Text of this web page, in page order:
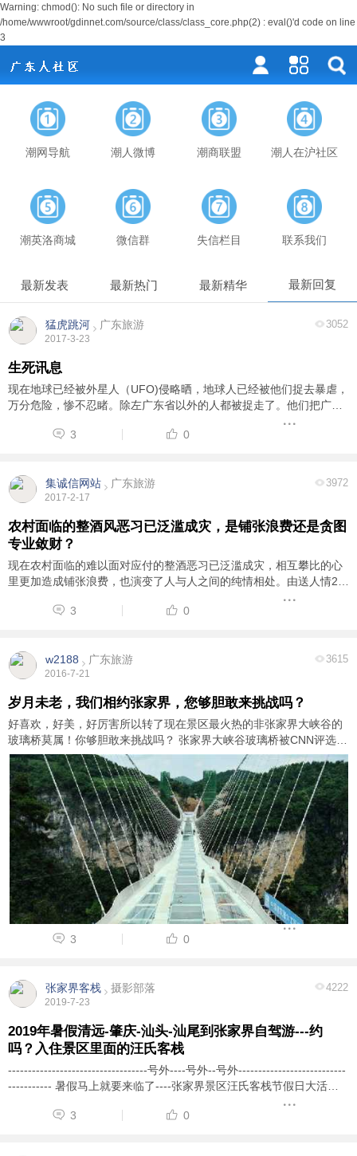
Warning: chmod(): No such file or directory in
/home/wwwroot/gdinnet.com/source/class/class_core.php(2) : eval()'d code on line
3
搜索
版块
用户
潮网导航 潮人微博 潮商联盟 潮人在沪社区
潮英洛商城 微信群 失信栏目 联系我们
最新发表 最新热门 最新精华 最新回复
猛虎跳河 广东旅游
2017-3-23
3052
生死讯息
现在地球已经被外星人（UFO)侵略晒，地球人已经被他们捉去暴虐，
万分危险，惨不忍睹。除左广东省以外的人都被捉走了。他们把广东
省以外的人都换成了假人（造假人），当然他们也有造出不少假人进
来广东省，只要留意清楚就好容易认出来 ...
3 0
集诚信网站 广东旅游
2017-2-17
3972
农村面临的整酒风恶习已泛滥成灾，是铺张浪费还是贪图
专业敛财？
现在农村面临的难以面对应付的整酒恶习已泛滥成灾，相互攀比的心
里更加造成铺张浪费，也演变了人与人之间的纯情相处。由送人情2元
升值到最少200元起码，送二万元不限的变质恶习，本身的礼尚往来
3 0
w2188 广东旅游
2016-7-21
3615
岁月未老，我们相约张家界，您够胆敢来挑战吗？
好喜欢，好美，好厉害所以转了现在景区最火热的非张家界大峡谷的
玻璃桥莫属！你够胆敢来挑战吗？ 张家界大峡谷玻璃桥被CNN评选出
全球11座最壮观的大桥之一； 张家界大峡谷玻璃桥成为中国新的旅游
景观； 张家界大峡谷玻璃桥 ...
3 0
张家界客栈 摄影部落
2019-7-23
4222
2019年暑假清远-肇庆-汕头-汕尾到张家界自驾游---约
吗？入住景区里面的汪氏客栈
-----------------------------------号外----号外--号外---------------------------
----------- 暑假马上就要来临了----张家界景区汪氏客栈节假日大活动
了--12年老字号招牌 活动一：免费赠送土鸡火锅或者腊肉火锅一份 ...
3
0